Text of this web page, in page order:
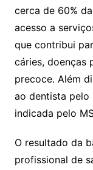
cerca de 60%
acesso a
que contribui
cáries, doenças
precoce. Além
ao dentista pelo
indicada pelo
O resultado da
profissional de